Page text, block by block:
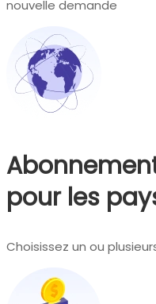
nouvelle demande
pour les
Choisissez un ou